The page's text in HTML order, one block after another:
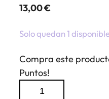
13,00€
Solo quedan 1
Compra este
Puntos!
Colgante